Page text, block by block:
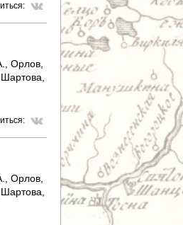
Орлов,
Орлов,